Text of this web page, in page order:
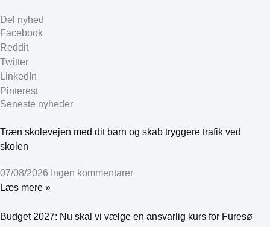
Del nyhed
Facebook
Reddit
Twitter
LinkedIn
Pinterest
Seneste nyheder
Træn skolevejen med dit barn og skab tryggere trafik ved
skolen
07/08/2026 Ingen kommentarer
Læs mere »
Budget 2027: Nu skal vi vælge en ansvarlig kurs for Furesø